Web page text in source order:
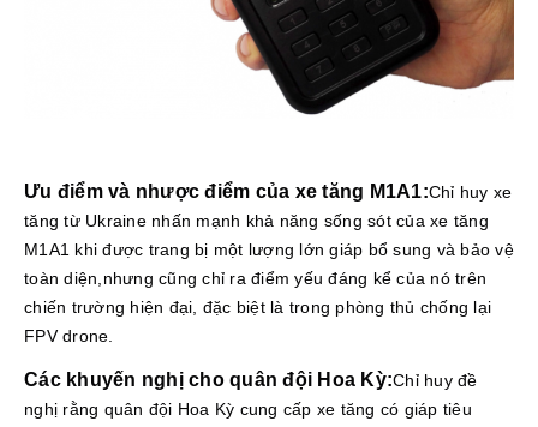
Ưu điểm và nhược điểm của xe tăng M1A1:Chỉ huy xe
tăng từ Ukraine nhấn mạnh khả năng sống sót của xe tăng
M1A1 khi được trang bị một lượng lớn giáp bổ sung và bảo vệ
toàn diện,nhưng cũng chỉ ra điểm yếu đáng kể của nó trên
chiến trường hiện đại, đặc biệt là trong phòng thủ chống lại
FPV drone.
Các khuyến nghị cho quân đội Hoa Kỳ:Chỉ huy đề
nghị rằng quân đội Hoa Kỳ cung cấp xe tăng có giáp tiêu